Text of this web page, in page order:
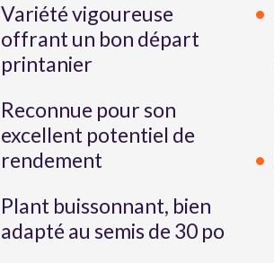
Variété vigoureuse
offrant un bon départ
printanier
Reconnue pour son
excellent potentiel de
rendement
Plant buissonnant, bien
adapté au semis de 30 po